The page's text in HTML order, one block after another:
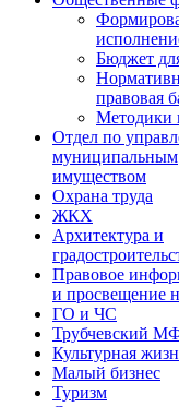
Бюджет
правовая
Методики
Отдел по
муниципальным
имуществом
Охрана труда
ЖКХ
Архитектура и
Правовое
и просвещение
ГО и ЧС
Трубчевский
Культурная
Малый бизнес
Туризм